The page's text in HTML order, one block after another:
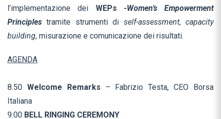
l’implementazione dei WEPs -Women’s Empowerment
Principles tramite strumenti di self-assessment, capacity
building, misurazione e comunicazione dei risultati.
AGENDA
8.50 Welcome Remarks – Fabrizio Testa, CEO Borsa
Italiana
9.00 BELL RINGING CEREMONY